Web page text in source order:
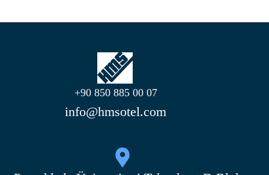
+90 850 885 00 07
info@hmsotel.com